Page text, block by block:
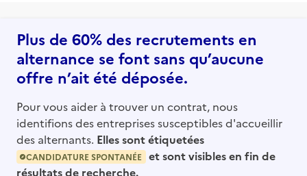
Plus de 60% des recrutements en
alternance se font sans qu’aucune
offre n’ait été déposée.
Pour vous aider à trouver un contrat, nous
identifions des entreprises susceptibles d'accueillir
des alternants. Elles sont étiquetées
CANDIDATURE SPONTANÉE
et sont visibles en fin de
résultats de recherche.